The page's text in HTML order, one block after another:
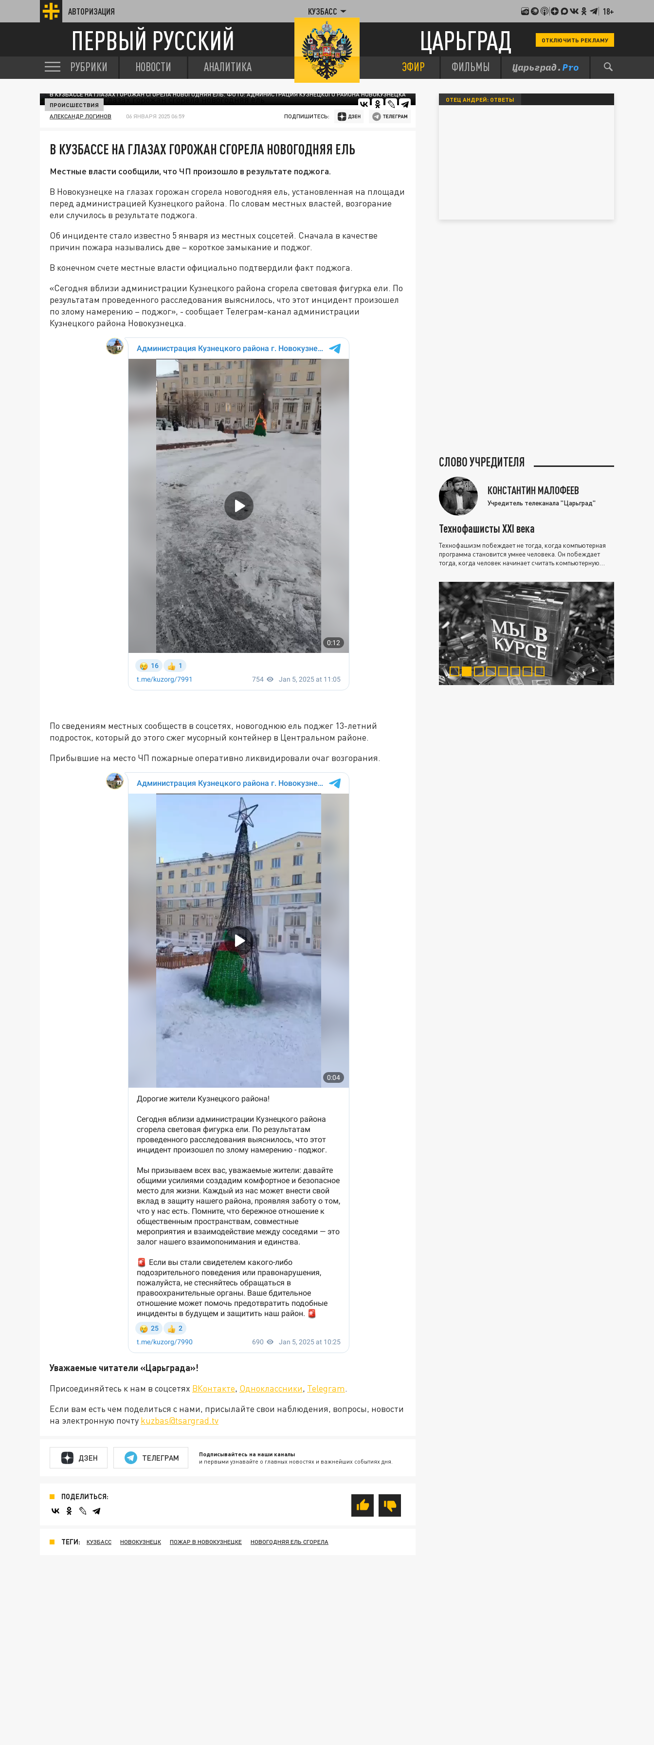
АВТОРИЗАЦИЯ КУЗБАСС 18+
ПЕРВЫЙ РУССКИЙ ЦАРЬГРАД ОТКЛЮЧИТЬ РЕКЛАМУ
РУБРИКИ НОВОСТИ АНАЛИТИКА ЭФИР ФИЛЬМЫ
В КУЗБАССЕ НА ГЛАЗАХ ГОРОЖАН СГОРЕЛА НОВОГОДНЯЯ ЕЛЬ. ФОТО: АДМИНИСТРАЦИЯ КУЗНЕЦКОГО РАЙОНА НОВОКУЗНЕЦКА
ПРОИСШЕСТВИЯ
АЛЕКСАНДР ЛОГИНОВ 06 ЯНВАРЯ 2025 06:59 ПОДПИШИТЕСЬ:
В КУЗБАССЕ НА ГЛАЗАХ ГОРОЖАН СГОРЕЛА НОВОГОДНЯЯ ЕЛЬ
Местные власти сообщили, что ЧП произошло в результате поджога.
В Новокузнецке на глазах горожан сгорела новогодняя ель, установленная на площади
перед администрацией Кузнецкого района. По словам местных властей, возгорание
ели случилось в результате поджога.
Об инциденте стало известно 5 января из местных соцсетей. Сначала в качестве
причин пожара назывались две – короткое замыкание и поджог.
В конечном счете местные власти официально подтвердили факт поджога.
«Сегодня вблизи администрации Кузнецкого района сгорела световая фигурка ели. По
результатам проведенного расследования выяснилось, что этот инцидент произошел
по злому намерению – поджог», - сообщает Телеграм-канал администрации
Кузнецкого района Новокузнецка.
По сведениям местных сообществ в соцсетях, новогоднюю ель поджег 13-летний
подросток, который до этого сжег мусорный контейнер в Центральном районе.
Прибывшие на место ЧП пожарные оперативно ликвидировали очаг возгорания.
Уважаемые читатели «Царьграда»!
Присоединяйтесь к нам в соцсетях ВКонтакте, Одноклассники, Telegram.
Если вам есть чем поделиться с нами, присылайте свои наблюдения, вопросы, новости
на электронную почту kuzbas@tsargrad.tv
ДЗЕН ТЕЛЕГРАМ Подписывайтесь на наши каналы
и первыми узнавайте о главных новостях и важнейших событиях дня.
ПОДЕЛИТЬСЯ:
ТЕГИ: КУЗБАСС НОВОКУЗНЕЦК ПОЖАР В НОВОКУЗНЕЦКЕ НОВОГОДНЯЯ ЕЛЬ СГОРЕЛА
ОТЕЦ АНДРЕЙ: ОТВЕТЫ
СЛОВО УЧРЕДИТЕЛЯ
КОНСТАНТИН МАЛОФЕЕВ
Учредитель телеканала "Царьград"
Технофашисты XXI века
Технофашизм побеждает не тогда, когда компьютерная
программа становится умнее человека. Он побеждает
тогда, когда человек начинает считать компьютерную